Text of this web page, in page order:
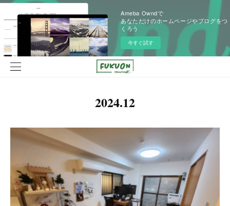
Ameba Owndで
あなただけのホームページやブログをつ
くろう
今すぐ試す
2024.12